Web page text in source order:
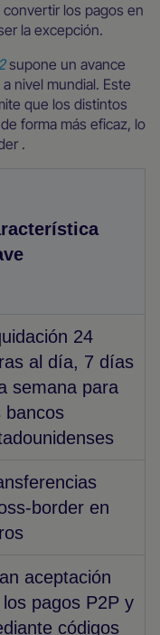
los pagos en
la excepción.
supone un avance
nivel mundial. Este
que los distintos
forma más eficaz, lo
.
24
al día, 7 días
semana para
bancos
border en
aceptación
los pagos P2P y
códigos